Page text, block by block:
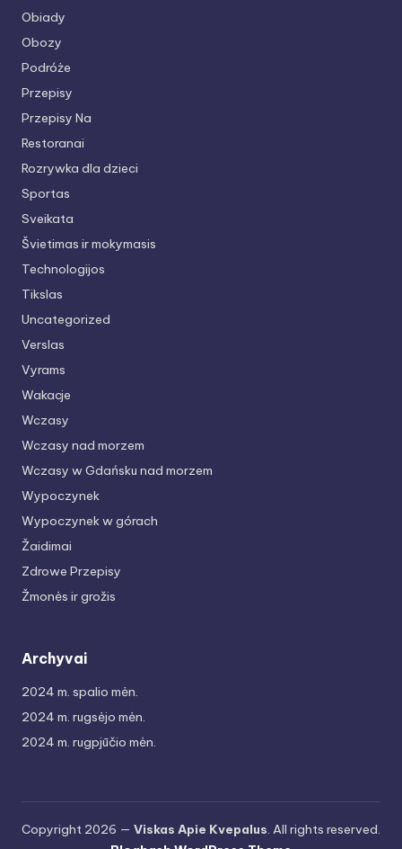
Obiady
Obozy
Podróże
Przepisy
Przepisy Na
Restoranai
Rozrywka dla dzieci
Sportas
Sveikata
Švietimas ir mokymasis
Technologijos
Tikslas
Uncategorized
Verslas
Vyrams
Wakacje
Wczasy
Wczasy nad morzem
Wczasy w Gdańsku nad morzem
Wypoczynek
Wypoczynek w górach
Žaidimai
Zdrowe Przepisy
Žmonės ir grožis
Archyvai
2024 m. spalio mėn.
2024 m. rugsėjo mėn.
2024 m. rugpjūčio mėn.
Copyright 2026 — Viskas Apie Kvepalus. All rights reserved.